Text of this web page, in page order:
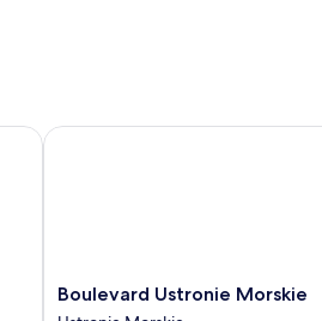
Boulevard
Ustronie
Boulevard Ustronie Morskie
Boulevard Ustronie Morskie